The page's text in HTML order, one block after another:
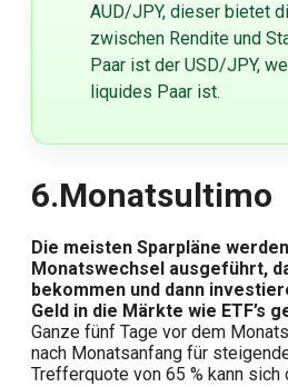
AUD/JPY, dieser bietet
zwischen Rendite und
Paar ist der USD/JPY,
liquides Paar ist.
6.Monatsultimo
Die meisten Sparpläne
Monatswechsel ausgeführt,
bekommen und dann
Geld in die Märkte wie ETF’s
Ganze fünf Tage vor dem
nach Monatsanfang für
Trefferquote von 65 % kann sich